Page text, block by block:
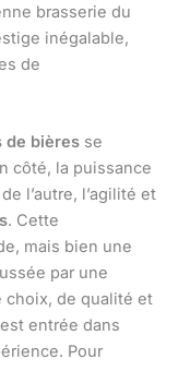
brasserie du
inégalable,
de
de bières se
côté, la puissance
l’autre, l’agilité et
. Cette
mais bien une
par une
choix, de qualité et
entrée dans
Pour